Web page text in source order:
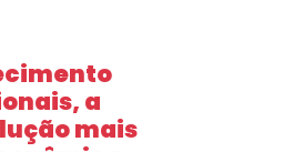
a
mais